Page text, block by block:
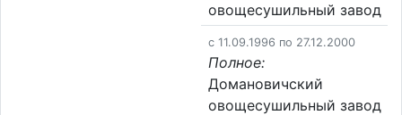
овощесушильный завод
c 11.09.1996 по 27.12.2000
Полное:
Домановичский
овощесушильный завод